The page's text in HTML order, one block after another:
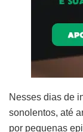
Nesses dias de
sonolentos, até
por pequenas